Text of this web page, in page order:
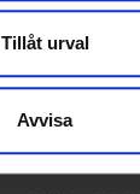
Tillåt urval
Avvisa